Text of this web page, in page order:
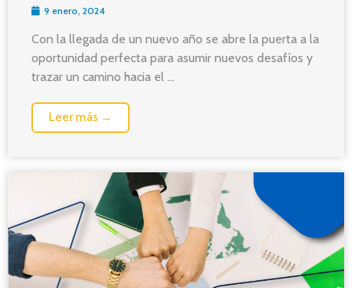
9 enero, 2024
Con la llegada de un nuevo año se abre la puerta a la
oportunidad perfecta para asumir nuevos desafíos y
trazar un camino hacia el ...
Leer más →